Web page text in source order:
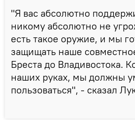
"Я вас абсолютно
никому абсолютно не
есть такое оружие, и мы
защищать наше
Бреста до Владивостока.
наших руках, мы должны
пользоваться", - сказал